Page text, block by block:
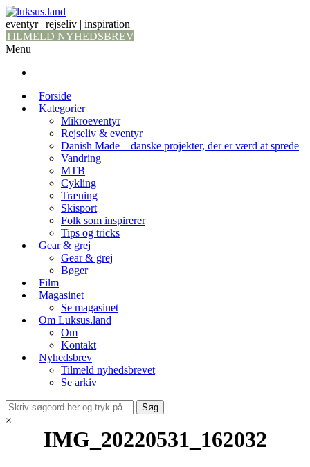
eventyr | rejseliv | inspiration
TILMELD NYHEDSBREV
Menu
Forside
Kategorier
Mikroeventyr
Rejseliv & eventyr
Danish Made – danske projekter, der er værd at sprede
Vandring
MTB
Cykling
Træning
Skisport
Folk som inspirerer
Tips og tricks
Gear & grej
Gear & grej
Bøger
Film
Magasinet
Se magasinet
Om Luksus.land
Om
Kontakt
Nyhedsbrev
Tilmeld nyhedsbrevet
Se arkiv
×
IMG_20220531_162032